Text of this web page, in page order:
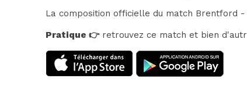
La composition officielle du match Brentford
Pratique 👉retrouvez ce match et bien